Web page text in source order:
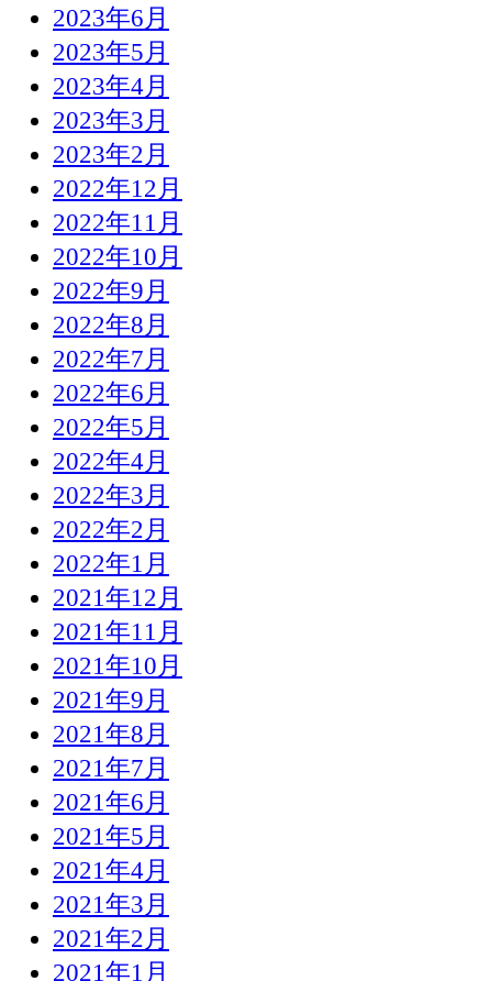
2023年6月
2023年5月
2023年4月
2023年3月
2023年2月
2022年12月
2022年11月
2022年10月
2022年9月
2022年8月
2022年7月
2022年6月
2022年5月
2022年4月
2022年3月
2022年2月
2022年1月
2021年12月
2021年11月
2021年10月
2021年9月
2021年8月
2021年7月
2021年6月
2021年5月
2021年4月
2021年3月
2021年2月
2021年1月